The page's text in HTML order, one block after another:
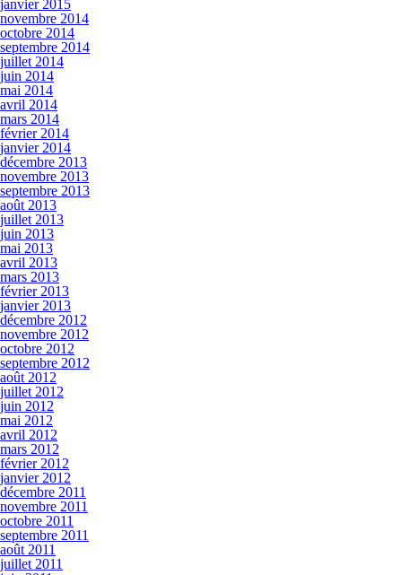
janvier 2015
novembre 2014
octobre 2014
septembre 2014
juillet 2014
juin 2014
mai 2014
avril 2014
mars 2014
février 2014
janvier 2014
décembre 2013
novembre 2013
septembre 2013
août 2013
juillet 2013
juin 2013
mai 2013
avril 2013
mars 2013
février 2013
janvier 2013
décembre 2012
novembre 2012
octobre 2012
septembre 2012
août 2012
juillet 2012
juin 2012
mai 2012
avril 2012
mars 2012
février 2012
janvier 2012
décembre 2011
novembre 2011
octobre 2011
septembre 2011
août 2011
juillet 2011